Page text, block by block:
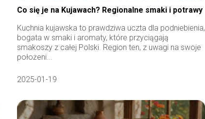
Co się je na Kujawach? Regionalne smaki i potrawy
Kuchnia kujawska to prawdziwa uczta dla podniebienia,
bogata w smaki i aromaty, które przyciągają
smakoszy z całej Polski. Region ten, z uwagi na swoje
położeni...
2025-01-19